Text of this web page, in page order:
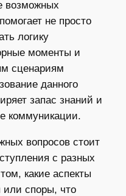
возможных
не просто
логику
моменты и
сценариям
данного
запас знаний и
коммуникации.
вопросов стоит
с разных
какие аспекты
или споры, что